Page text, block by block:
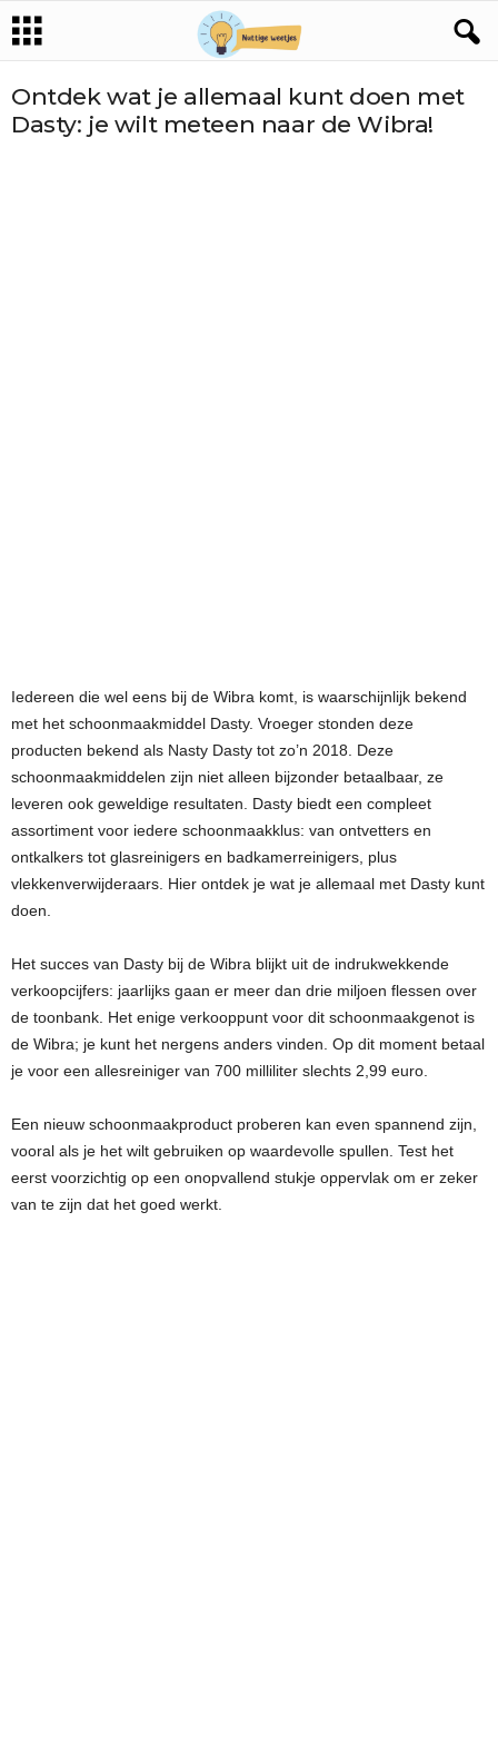
Ontdek wat je allemaal kunt doen met
Dasty: je wilt meteen naar de Wibra!
Iedereen die wel eens bij de Wibra komt, is waarschijnlijk bekend
met het schoonmaakmiddel Dasty. Vroeger stonden deze
producten bekend als Nasty Dasty tot zo’n 2018. Deze
schoonmaakmiddelen zijn niet alleen bijzonder betaalbaar, ze
leveren ook geweldige resultaten. Dasty biedt een compleet
assortiment voor iedere schoonmaakklus: van ontvetters en
ontkalkers tot glasreinigers en badkamerreinigers, plus
vlekkenverwijderaars. Hier ontdek je wat je allemaal met Dasty kunt
doen.
Het succes van Dasty bij de Wibra blijkt uit de indrukwekkende
verkoopcijfers: jaarlijks gaan er meer dan drie miljoen flessen over
de toonbank. Het enige verkooppunt voor dit schoonmaakgenot is
de Wibra; je kunt het nergens anders vinden. Op dit moment betaal
je voor een allesreiniger van 700 milliliter slechts 2,99 euro.
Een nieuw schoonmaakproduct proberen kan even spannend zijn,
vooral als je het wilt gebruiken op waardevolle spullen. Test het
eerst voorzichtig op een onopvallend stukje oppervlak om er zeker
van te zijn dat het goed werkt.